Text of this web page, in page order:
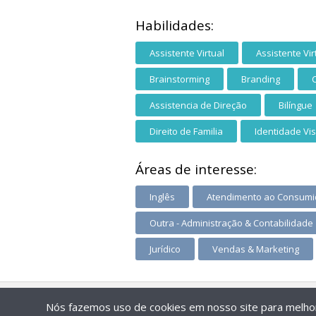
Habilidades:
Assistente Virtual Assistente
Brainstorming Branding
Assistencia de Direção Bilíngue
Direito de Familia Identidade
Áreas de interesse:
Inglês Atendimento ao
Outra - Administração & Contabilidade
Jurídico Vendas & Marketing
Nós fazemos uso de cookies em nosso site para